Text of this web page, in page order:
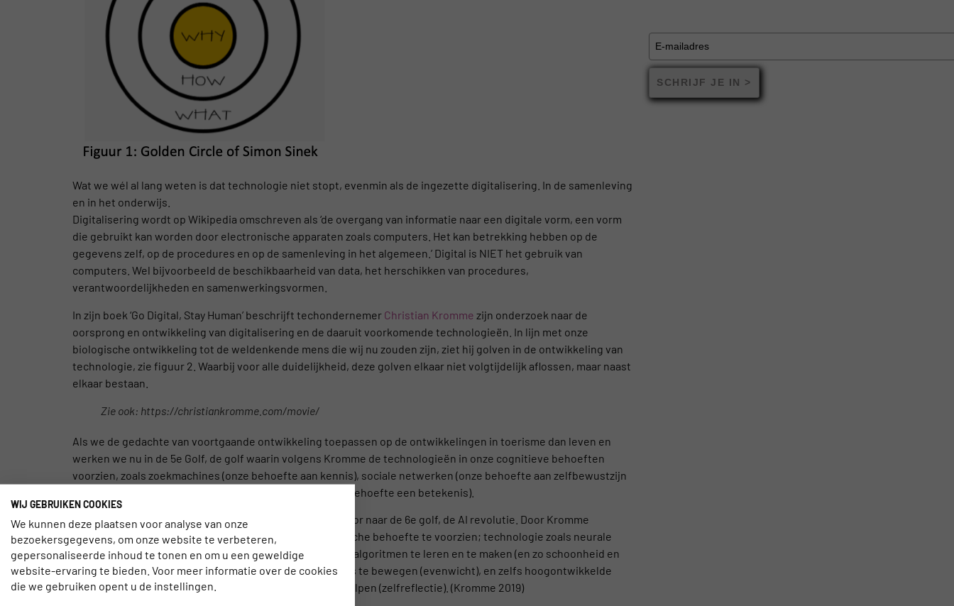
Wat we wél al lang weten is dat technologie niet stopt, evenmin als de ingezette digitalisering. In de samenleving
en in het onderwijs.
Digitalisering wordt op Wikipedia omschreven als ‘de overgang van informatie naar een digitale vorm, een vorm
die gebruikt kan worden door electronische apparaten zoals computers. Het kan betrekking hebben op de
gegevens zelf, op de procedures en op de samenleving in het algemeen.’ Digital is NIET het gebruik van
computers. Wel bijvoorbeeld de beschikbaarheid van data, het herschikken van procedures,
verantwoordelijkheden en samenwerkingsvormen.
In zijn boek ‘Go Digital, Stay Human’ beschrijft techondernemer Christian Kromme zijn onderzoek naar de
oorsprong en ontwikkeling van digitalisering en de daaruit voorkomende technologieën. In lijn met onze
biologische ontwikkeling tot de weldenkende mens die wij nu zouden zijn, ziet hij golven in de ontwikkeling van
technologie, zie figuur 2. Waarbij voor alle duidelijkheid, deze golven elkaar niet volgtijdelijk aflossen, maar naast
elkaar bestaan.
Zie ook: https://christiankromme.com/movie/
Als we de gedachte van voortgaande ontwikkeling toepassen op de ontwikkelingen in toerisme dan leven en
werken we nu in de 5e Golf, de golf waarin volgens Kromme de technologieën in onze cognitieve behoeften
voorzien, zoals zoekmachines (onze behoefte aan kennis), sociale netwerken (onze behoefte aan zelfbewustzijn
en expressie) en taakspecifike gemeenschappen (onze behoefte een betekenis).
Toerisme (evenals vele branches) groeit ondertussen door naar de 6e golf, de AI revolutie. Door Kromme
omschreven als nieuwe technologie om in onze esthetische behoefte te voorzien; technologie zoals neurale
netwerken in de cloud, die in staat zijn vrijwel volmaakte algoritmen te leren en te maken (en zo schoonheid en
vorm versterken), robots die leren lopen en zich als mens te bewegen (evenwicht), en zelfs hoogontwikkelde
virtuele agents die ons met allerlei processen kunnen helpen (zelfreflectie). (Kromme 2019)
SCHRIJF JE IN >
WIJ GEBRUIKEN COOKIES
We kunnen deze plaatsen voor analyse van onze
bezoekersgegevens, om onze website te verbeteren,
gepersonaliseerde inhoud te tonen en om u een geweldige
website-ervaring te bieden. Voor meer informatie over de cookies
die we gebruiken opent u de instellingen.